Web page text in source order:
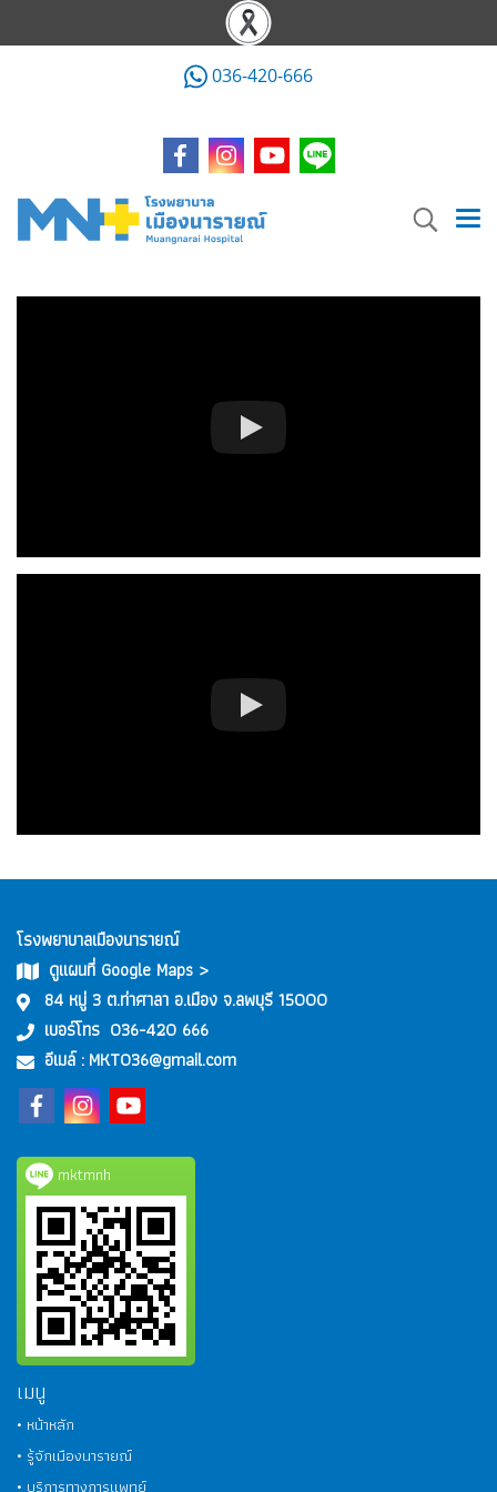
036-420-666
โรงพยาบาลเมืองนารายณ์
ดูแผนที่ Google Maps >
84 หมู่ 3 ต.ท่าศาลา อ.เมือง จ.ลพบุรี 15000
เบอร์โทร 036-420 666
อีเมล์ : MKT036@gmail.com
mktmnh
เมนู
• หน้าหลัก
• รู้จักเมืองนารายณ์
• บริการทางการแพทย์